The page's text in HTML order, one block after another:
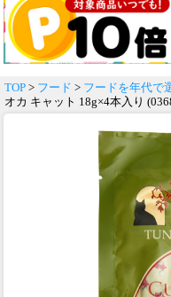
TOP > フード > フードを年代で
オカ キャット 18g×4本入り